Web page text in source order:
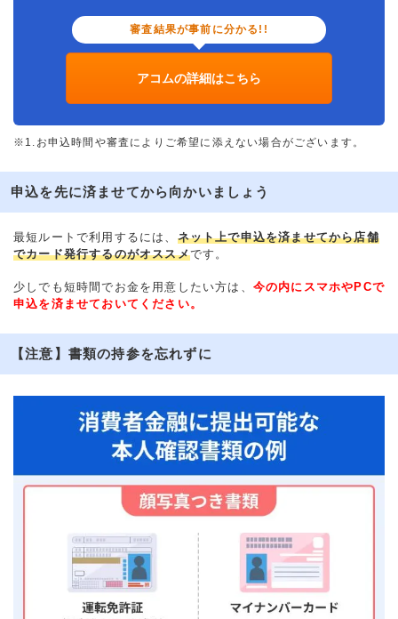
審査結果が事前に分かる!!
アコムの詳細はこちら
※1.お申込時間や審査によりご希望に添えない場合がございます。
申込を先に済ませてから向かいましょう
最短ルートで利用するには、 ネット上で申込を済ませてから店舗
でカード発行するのがオススメです。
少しでも短時間でお金を用意したい方は、 今の内にスマホやPCで
申込を済ませておいてください。
【注意】書類の持参を忘れずに